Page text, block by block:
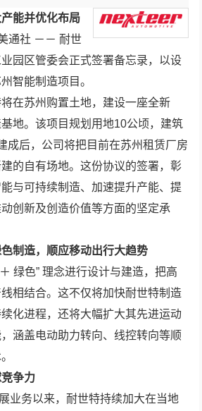
能并优化布局
通社 －－ 耐世
园区管委会正式签署备忘录，以设
智能制造项目。
在苏州购置土地，建设一座全新
地。该项目规划用地10公顷，建筑
成后，公司将把目前在苏州租赁厂房
的自有场地。这份协议的签署，彰
与可持续制造、加速提升产能、提
创新及创造价值等方面的坚定承
制造，顺应移动出行大趋势
绿色” 理念进行设计与建造，把高
相结合。这不仅将加快耐世特制造
化进程，还将大幅扩大其先进运动
涵盖电动助力转向、线控转向等顺
争力
业务以来，耐世特持续加大在当地